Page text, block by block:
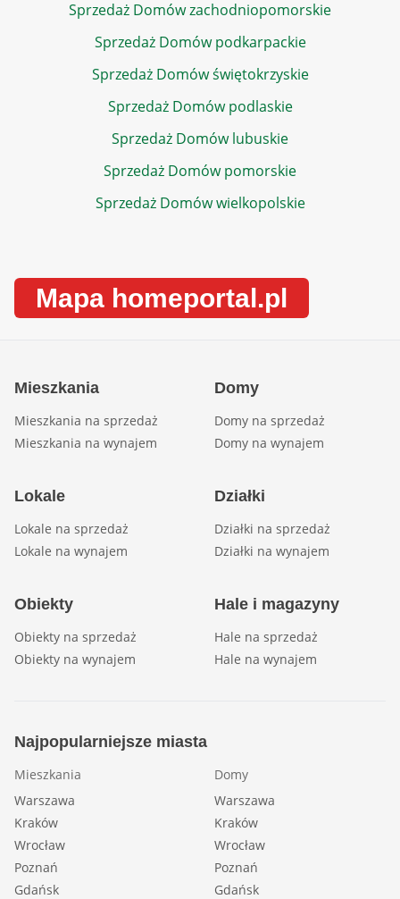
Sprzedaż Domów zachodniopomorskie
Sprzedaż Domów podkarpackie
Sprzedaż Domów świętokrzyskie
Sprzedaż Domów podlaskie
Sprzedaż Domów lubuskie
Sprzedaż Domów pomorskie
Sprzedaż Domów wielkopolskie
Mapa homeportal.pl
Mieszkania
Mieszkania na sprzedaż
Mieszkania na wynajem
Domy
Domy na sprzedaż
Domy na wynajem
Lokale
Lokale na sprzedaż
Lokale na wynajem
Działki
Działki na sprzedaż
Działki na wynajem
Obiekty
Obiekty na sprzedaż
Obiekty na wynajem
Hale i magazyny
Hale na sprzedaż
Hale na wynajem
Najpopularniejsze miasta
Mieszkania
Warszawa
Kraków
Wrocław
Poznań
Gdańsk
Domy
Warszawa
Kraków
Wrocław
Poznań
Gdańsk